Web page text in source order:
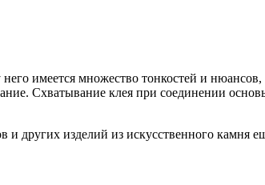
имеется множество тонкостей и нюансов,
Схватывание клея при соединении
других изделий из искусственного камня